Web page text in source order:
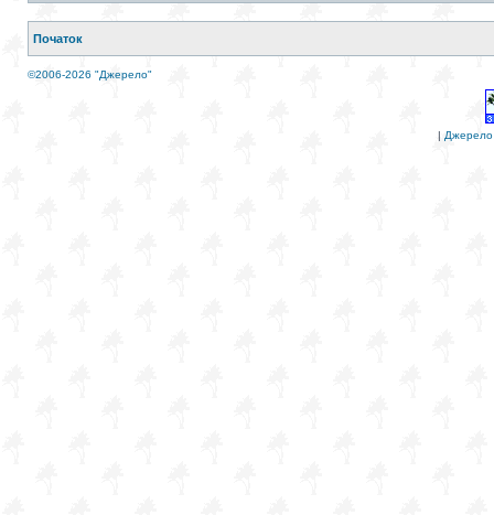
Початок
©2006-2026 "Джерело"
| Джерело